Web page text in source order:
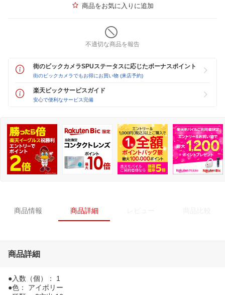
商品をお気に入りに追加
不適切な商品を報告
街のビックカメラSPUステータスに応じたボーナスポイント
街のビックカメラでもお得にお買い物 (来店予約)
楽天ビックサービスガイド
安心で便利なサービス完備
商品情報 商品詳細
商品詳細
●入数（個）： 1
●色： アイボリー